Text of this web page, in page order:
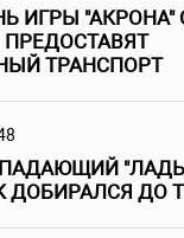
ИГРЫ "АКРОНА"
ТРАНСПОРТ
ДОБИРАЛСЯ ДО